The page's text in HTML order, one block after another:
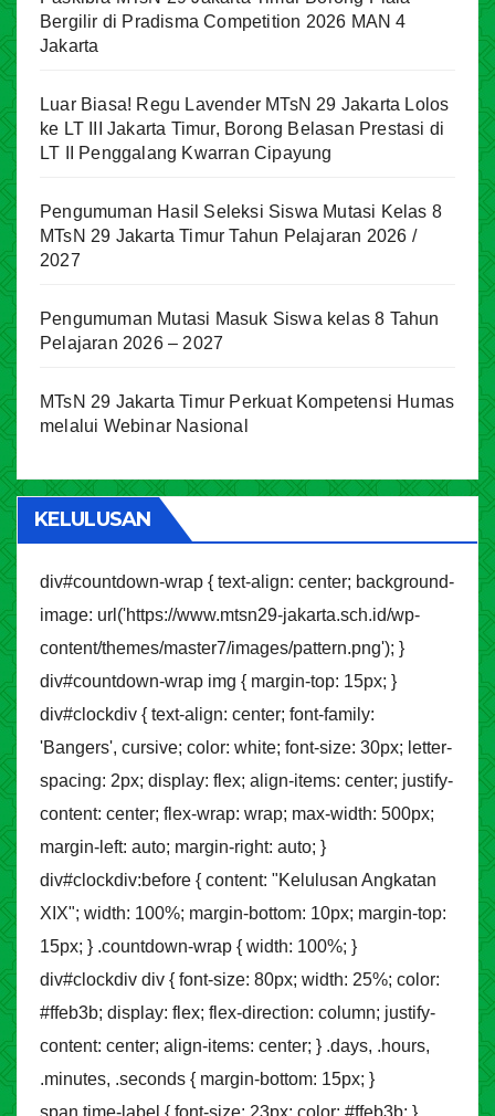
Bergilir di Pradisma Competition 2026 MAN 4
Jakarta
Luar Biasa! Regu Lavender MTsN 29 Jakarta Lolos
ke LT III Jakarta Timur, Borong Belasan Prestasi di
LT II Penggalang Kwarran Cipayung
Pengumuman Hasil Seleksi Siswa Mutasi Kelas 8
MTsN 29 Jakarta Timur Tahun Pelajaran 2026 /
2027
Pengumuman Mutasi Masuk Siswa kelas 8 Tahun
Pelajaran 2026 – 2027
MTsN 29 Jakarta Timur Perkuat Kompetensi Humas
melalui Webinar Nasional
KELULUSAN
div#countdown-wrap { text-align: center; background-
image: url('https://www.mtsn29-jakarta.sch.id/wp-
content/themes/master7/images/pattern.png'); }
div#countdown-wrap img { margin-top: 15px; }
div#clockdiv { text-align: center; font-family:
'Bangers', cursive; color: white; font-size: 30px; letter-
spacing: 2px; display: flex; align-items: center; justify-
content: center; flex-wrap: wrap; max-width: 500px;
margin-left: auto; margin-right: auto; }
div#clockdiv:before { content: "Kelulusan Angkatan
XIX"; width: 100%; margin-bottom: 10px; margin-top:
15px; } .countdown-wrap { width: 100%; }
div#clockdiv div { font-size: 80px; width: 25%; color:
#ffeb3b; display: flex; flex-direction: column; justify-
content: center; align-items: center; } .days, .hours,
.minutes, .seconds { margin-bottom: 15px; }